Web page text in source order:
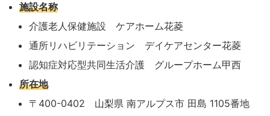
施設名称
介護老人保健施設 ケアホーム花菱
通所リハビリテーション デイケアセンター花菱
認知症対応型共同生活介護 グループホーム甲西
所在地
〒400-0402 山梨県 南アルプス市 田島 1105番地